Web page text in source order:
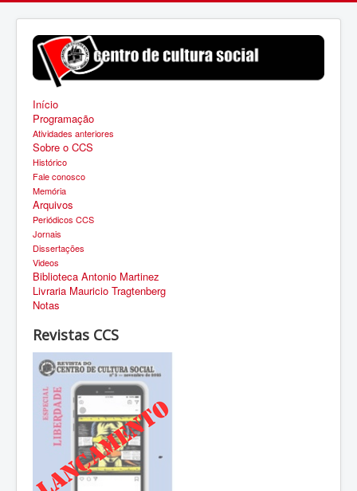
Início
Programação
Atividades anteriores
Sobre o CCS
Histórico
Fale conosco
Memória
Arquivos
Periódicos CCS
Jornais
Dissertações
Videos
Biblioteca Antonio Martinez
Livraria Mauricio Tragtenberg
Notas
Revistas CCS